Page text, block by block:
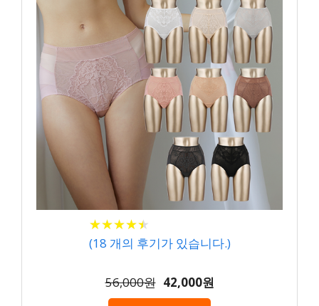
★★★★★
★★★★★
(18 개의 후기가 있습니다.)
56,000원 42,000원